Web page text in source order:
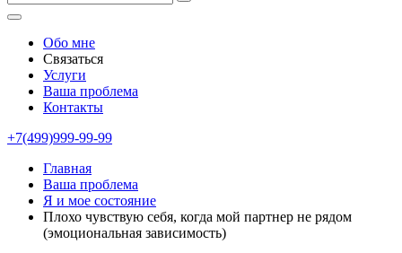
Обо мне
Связаться
Услуги
Ваша проблема
Контакты
+7(499)999-99-99
Главная
Ваша проблема
Я и мое состояние
Плохо чувствую себя, когда мой партнер не рядом
(эмоциональная зависимость)